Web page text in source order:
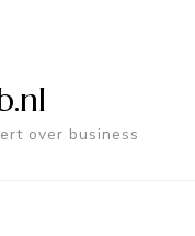
over business